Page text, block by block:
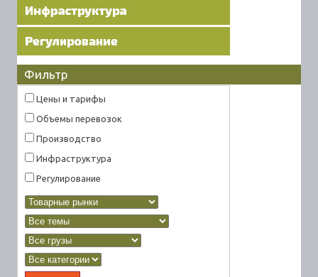
Фильтр
Цены и тарифы
Объемы перевозок
Производство
Инфраструктура
Регулирование